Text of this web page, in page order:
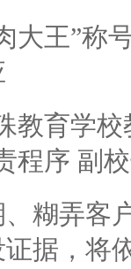
大王”称
教育学
程序 副
糊弄客
据，将